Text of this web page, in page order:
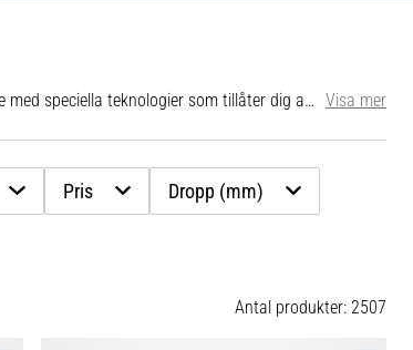
tillåter dig att springa fler kilometer helt smärtfritt och utan skador. Visa mer
Pris
Dropp (mm)
Antal produkter: 2507